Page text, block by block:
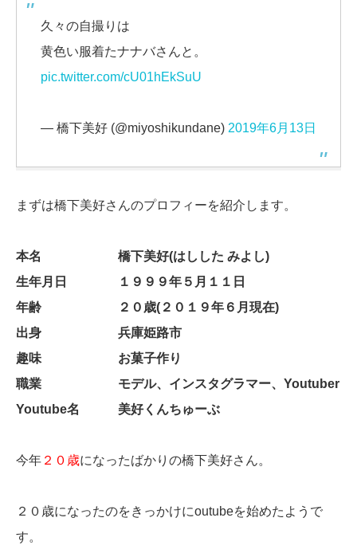
久々の自撮りは
黄色い服着たナナバさんと。
pic.twitter.com/cU01hEkSuU
— 橋下美好 (@miyoshikundane) 2019年6月13日
まずは橋下美好さんのプロフィーを紹介します。
本名 橋下美好(はしした みよし)
生年月日 １９９９年５月１１日
年齢 ２０歳(２０１９年６月現在)
出身 兵庫姫路市
趣味 お菓子作り
職業 モデル、インスタグラマー、Youtuber
Youtube名 美好くんちゅーぶ
今年 ２０歳になったばかりの橋下美好さん。
２０歳になったのをきっかけにoutubeを始めたようで
す。